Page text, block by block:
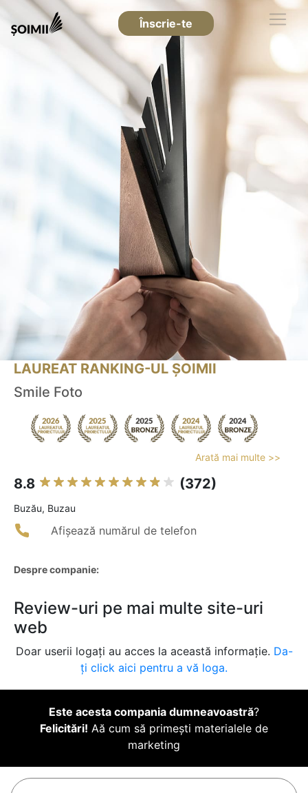
Înscrie-te
LAUREAT RANKING-UL ȘOIMII
Smile Foto
Arată mai multe >>
8.8 (372)
Buzău, Buzau
Afișează numărul de telefon
Despre companie:
Review-uri pe mai multe site-uri
web
Doar userii logați au acces la această informație. Da-
ți click aici pentru a vă loga.
Este acesta compania dumneavoastră?
Felicitări! Aă cum să primești materialele de
marketing